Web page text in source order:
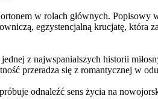
w rolach głównych. Popisowy
egzystencjalną krucjatę,
z najwspanialszych historii
przeradza się z romantycznej w
odnaleźć sens życia na